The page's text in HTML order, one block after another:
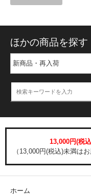
ほかの商品を探す
13,000円(税
（13,000円(税込)未満は
ホーム